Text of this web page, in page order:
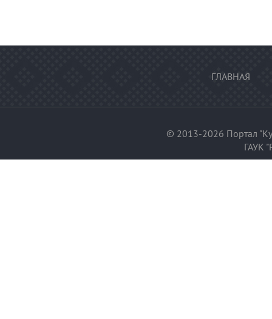
ГЛАВНАЯ
© 2013-2026 Портал
ГАУК